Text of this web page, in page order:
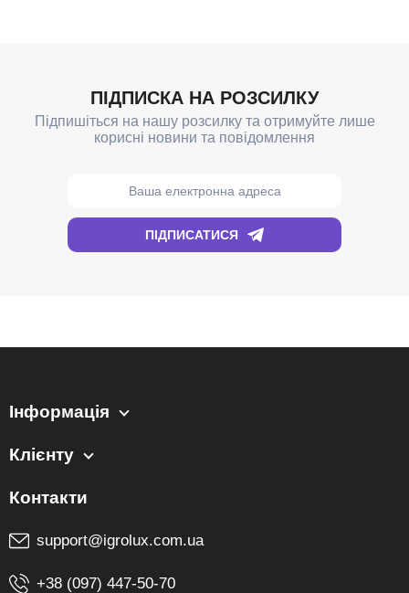
Інформація
Клієнту
support@igrolux.com.ua
+38 (097) 447-50-70